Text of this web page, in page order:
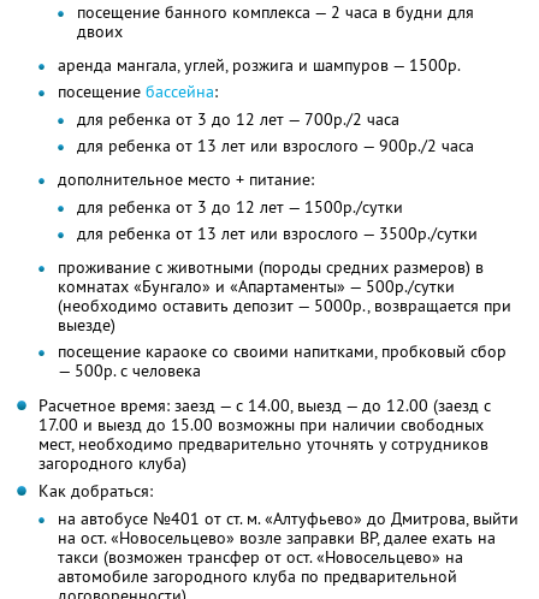
посещение банного комплекса — 2 часа в будни для
двоих
аренда мангала, углей, розжига и шампуров — 1500р.
посещение бассейна:
для ребенка от 3 до 12 лет — 700р./2 часа
для ребенка от 13 лет или взрослого — 900р./2 часа
дополнительное место + питание:
для ребенка от 3 до 12 лет — 1500р./сутки
для ребенка от 13 лет или взрослого — 3500р./сутки
проживание с животными (породы средних размеров) в
комнатах «Бунгало» и «Апартаменты» — 500р./сутки
(необходимо оставить депозит — 5000р., возвращается при
выезде)
посещение караоке со своими напитками, пробковый сбор
— 500р. с человека
Расчетное время: заезд — с 14.00, выезд — до 12.00 (заезд с
17.00 и выезд до 15.00 возможны при наличии свободных
мест, необходимо предварительно уточнять у сотрудников
загородного клуба)
Как добраться:
на автобусе №401 от ст. м. «Алтуфьево» до Дмитрова, выйти
на ост. «Новосельцево» возле заправки BP, далее ехать на
такси (возможен трансфер от ост. «Новосельцево» на
автомобиле загородного клуба по предварительной